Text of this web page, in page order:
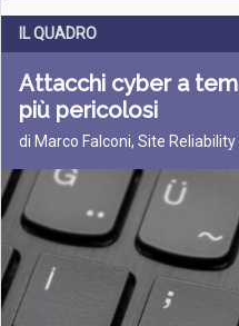
IL QUADRO
Attacchi cyber a
più pericolosi
di Marco Falconi, Site